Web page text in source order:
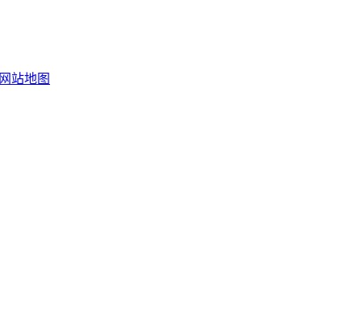
网站地图